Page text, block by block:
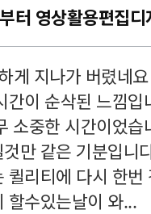
게 지나가 버렸네
간이 순삭된 느낌
소중한 시간이었
만 같은 기분입니
퀼리티에 다시 한
할수있는날이 와...